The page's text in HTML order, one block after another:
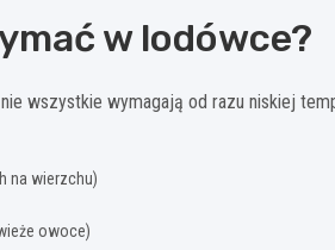
w lodówce?
wszystkie wymagają od razu niskiej
na wierzchu)
owoce)